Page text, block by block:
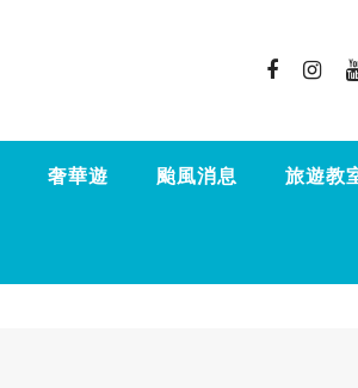
奢華遊 颱風消息 旅遊教